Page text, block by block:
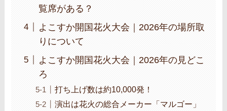
覧席がある？
よこすか開国花火大会｜2026年の場所取
りについて
よこすか開国花火大会｜2026年の見どこ
ろ
打ち上げ数は約10,000発！
演出は花火の総合メーカー「マルゴー」